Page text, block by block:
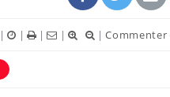
| | | | |Commenter